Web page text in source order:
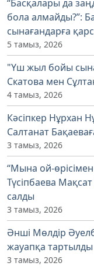
“Басқалары да
бола алмайды?”:
сынағандарға
5 тамыз, 2026
"Үш жыл бойы
Скатова мен
4 тамыз, 2026
Кәсіпкер Нұрхан
Салтанат
3 тамыз, 2026
“Мына ой-
Түсіпбаева
салды
3 тамыз, 2026
Әнші Мөлдір
жауапқа тартылды
3 тамыз, 2026